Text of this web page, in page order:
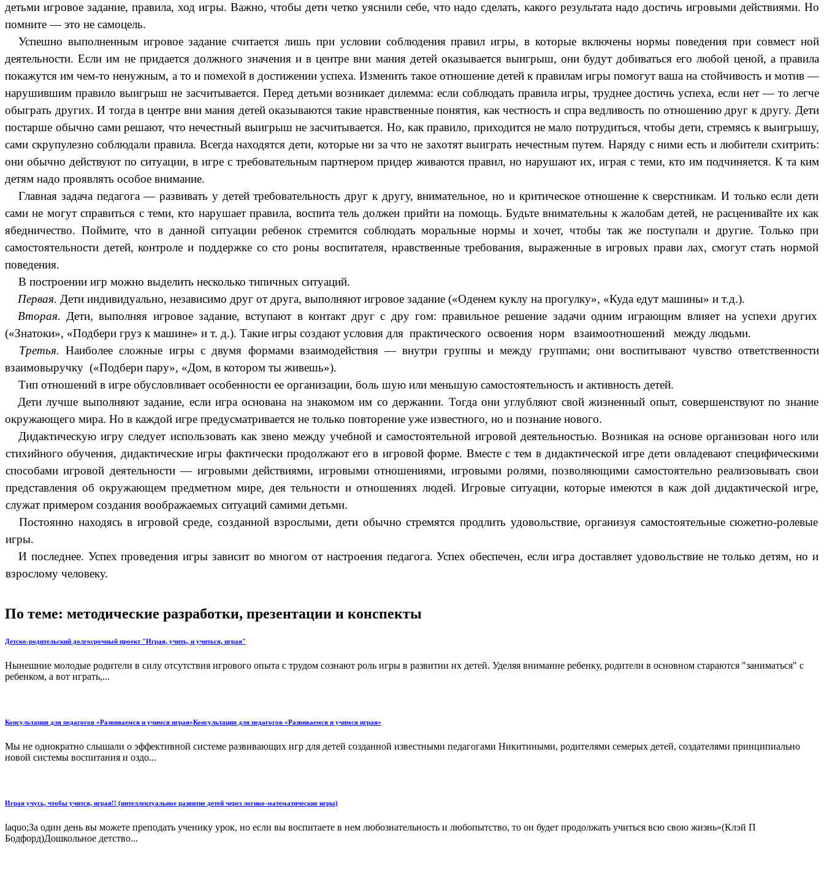
детьми игровое задание, правила, ход игры. Важно, чтобы дети четко уяснили себе, что надо сделать, какого результата надо достичь игровыми действиями. Но
помните — это не самоцель.
Успешно выполненным игровое задание считается лишь при условии соблюдения правил игры, в которые включены нормы поведения при совмест ной
деятельности. Если им не придается должного значения и в центре вни мания детей оказывается выигрыш, они будут добиваться его любой ценой, а правила
покажутся им чем-то ненужным, а то и помехой в достижении успеха. Изменить такое отношение детей к правилам игры помогут ваша на стойчивость и мотив —
нарушившим правило выигрыш не засчитывается. Перед детьми возникает дилемма: если соблюдать правила игры, труднее достичь успеха, если нет — то легче
обыграть других. И тогда в центре вни мания детей оказываются такие нравственные понятия, как честность и спра ведливость по отношению друг к другу. Дети
постарше обычно сами решают, что нечестный выигрыш не засчитывается. Но, как правило, приходится не мало потрудиться, чтобы дети, стремясь к выигрышу,
сами скрупулезно соблюдали правила. Всегда находятся дети, которые ни за что не захотят выиграть нечестным путем. Наряду с ними есть и любители схитрить:
они обычно действуют по ситуации, в игре с требовательным партнером придер живаются правил, но нарушают их, играя с теми, кто им подчиняется. К та ким
детям надо проявлять особое внимание.
Главная задача педагога — развивать у детей требовательность друг к другу, внимательное, но и критическое отношение к сверстникам. И только если дети
сами не могут справиться с теми, кто нарушает правила, воспита тель должен прийти на помощь. Будьте внимательны к жалобам детей, не расценивайте их как
ябедничество. Поймите, что в данной ситуации ребенок стремится соблюдать моральные нормы и хочет, чтобы так же поступали и другие. Только при
самостоятельности детей, контроле и поддержке со сто роны воспитателя, нравственные требования, выраженные в игровых прави лах, смогут стать нормой
поведения.
В построении игр можно выделить несколько типичных ситуаций.
Первая. Дети индивидуально, независимо друг от друга, выполняют игровое задание («Оденем куклу на прогулку», «Куда едут машины» и т.д.).
Вторая. Дети, выполняя игровое задание, вступают в контакт друг с дру гом: правильное решение задачи одним играющим влияет на успехи других
(«Знатоки», «Подбери груз к машине» и т. д.). Такие игры создают условия для практического освоения норм взаимоотношений между людьми.
Третья. Наиболее сложные игры с двумя формами взаимодействия — внутри группы и между группами; они воспитывают чувство ответственности
взаимовыручку («Подбери пару», «Дом, в котором ты живешь»).
Тип отношений в игре обусловливает особенности ее организации, боль шую или меньшую самостоятельность и активность детей.
Дети лучше выполняют задание, если игра основана на знакомом им со держании. Тогда они углубляют свой жизненный опыт, совершенствуют по знание
окружающего мира. Но в каждой игре предусматривается не только повторение уже известного, но и познание нового.
Дидактическую игру следует использовать как звено между учебной и самостоятельной игровой деятельностью. Возникая на основе организован ного или
стихийного обучения, дидактические игры фактически продолжают его в игровой форме. Вместе с тем в дидактической игре дети овладевают специфическими
способами игровой деятельности — игровыми действиями, игровыми отношениями, игровыми ролями, позволяющими самостоятельно реализовывать свои
представления об окружающем предметном мире, дея тельности и отношениях людей. Игровые ситуации, которые имеются в каж дой дидактической игре,
служат примером создания воображаемых ситуаций самими детьми.
Постоянно находясь в игровой среде, созданной взрослыми, дети обычно стремятся продлить удовольствие, организуя самостоятельные сюжетно-ролевые
игры.
И последнее. Успех проведения игры зависит во многом от настроения педагога. Успех обеспечен, если игра доставляет удовольствие не только детям, но и
взрослому человеку.
По теме: методические разработки, презентации и конспекты
Детско-родительский долгосрочный проект "Играя, учить, и учиться, играя"
Нынешние молодые родители в силу отсутствия игрового опыта с трудом сознают роль игры в развитии их детей. Уделяя внимание ребенку, родители в основном стараются "заниматься" с
ребенком, а вот играть,...
Консультация для педагогов «Развиваемся и учимся играя»Консультация для педагогов «Развиваемся и учимся играя»
Мы не однократно слышали о эффективной системе развивающих игр для детей созданной известными педагогами Никитиными, родителями семерых детей, создателями принципиально
новой системы воспитания и оздо...
Играя учусь, чтобы учится, играя!! (интеллектуальное развитие детей через логико-математические игры)
laquo;За один день вы можете преподать ученику урок, но если вы воспитаете в нем любознательность и любопытство, то он будет продолжать учиться всю свою жизнь»(Клэй П
Бодфорд)Дошкольное детство...